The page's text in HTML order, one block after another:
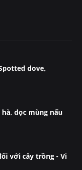
dove,
hà, dọc mùng nấu
với cây trồng - Vi